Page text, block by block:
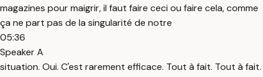
magazines pour maigrir, il faut faire ceci ou faire cela, comme
ça ne part pas de la singularité de notre
05:36
Speaker A
situation. Oui. C'est rarement efficace. Tout à fait. Tout à fait.